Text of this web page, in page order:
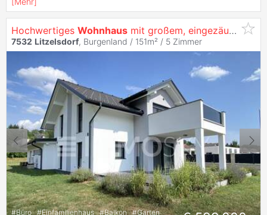
Hochwertiges Wohnhaus mit großem, eingezäuntem Garten!
7532 Litzelsdorf, Burgenland / 151m² / 5 Zimmer
#Büro #Einfamilienhaus #Balkon #Garten